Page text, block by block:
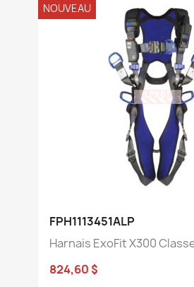
FPH1113451ALP
Harnais ExoFit X300
824,60 $
NOUVEAU